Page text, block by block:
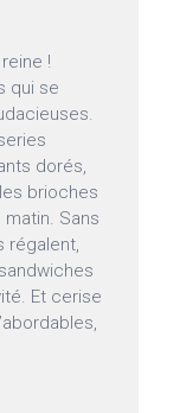
!
qui se
dorés,
brioches
Sans
régalent,
Et cerise